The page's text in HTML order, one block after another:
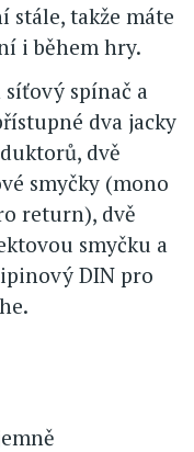
stále, takže máte
i během hry.
spínač a
dva jacky
dvě
smyčky (mono
return), dvě
smyčku a
DIN pro